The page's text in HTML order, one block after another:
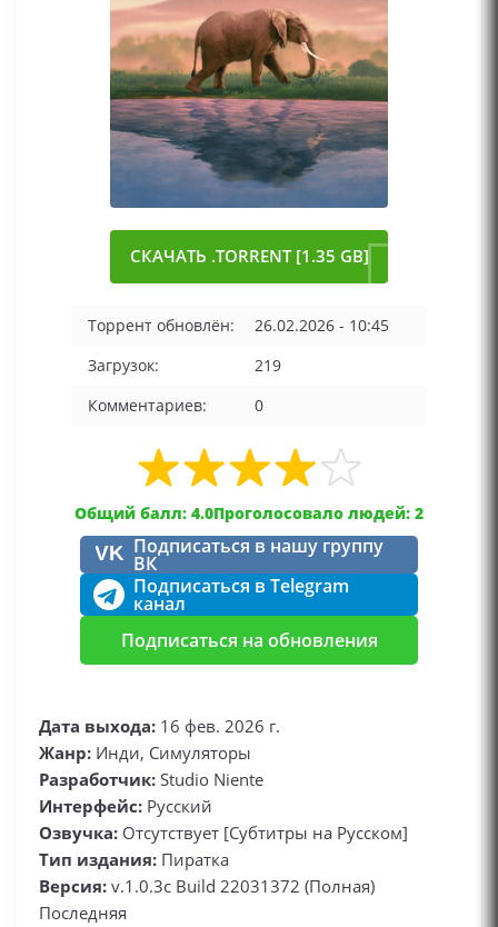
СКАЧАТЬ .TORRENT [1.35 GB]
Торрент обновлён:
26.02.2026 - 10:45
Загрузок:
219
Комментариев:
0
Общий балл: 4.0Проголосовало людей: 2
VK Подписаться в нашу группу
ВК
Подписаться в Telegram
канал
Подписаться на обновления
Дата выхода: 16 фев. 2026 г.
Жанр: Инди, Симуляторы
Разработчик: Studio Niente
Интерфейс: Русский
Озвучка: Отсутствует [Субтитры на Русском]
Тип издания: Пиратка
Версия: v.1.0.3c Build 22031372 (Полная)
Последняя